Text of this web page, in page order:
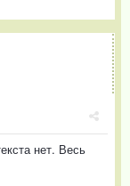
нет. Весь